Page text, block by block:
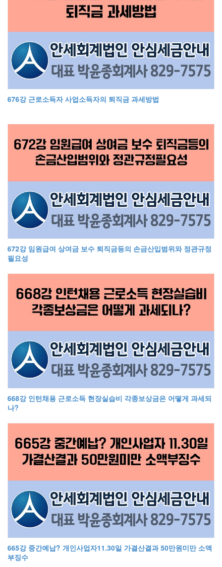
676강 근로소득자 사업소득자의 퇴직금 과세방법
672강 임원급여 상여금 보수 퇴직금등의 손금산입범위와 정관규정
필요성
668강 인턴채용 근로소득 현장실습비 각종보상금은 어떻게 과세되
나?
665강 중간예납? 개인사업자11.30일 가결산결과 50만원미만 소액
부징수